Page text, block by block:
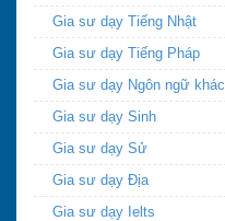
Gia sư dạy Tiếng Nhật
Gia sư dạy Tiếng Pháp
Gia sư dạy Ngôn ngữ khác
Gia sư dạy Sinh
Gia sư dạy Sử
Gia sư dạy Địa
Gia sư dạy Ielts